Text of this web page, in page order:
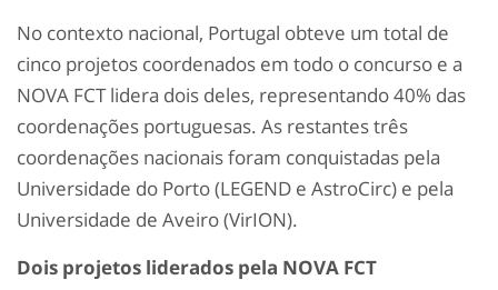
No contexto nacional, Portugal obteve um total de
cinco projetos coordenados em todo o concurso e a
NOVA FCT lidera dois deles, representando 40% das
coordenações portuguesas. As restantes três
coordenações nacionais foram conquistadas pela
Universidade do Porto (LEGEND e AstroCirc) e pela
Universidade de Aveiro (VirION).
Dois projetos liderados pela NOVA FCT